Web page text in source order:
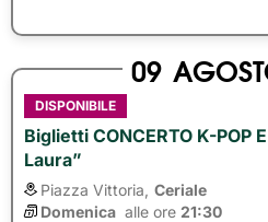
09
DISPONIBILE
Biglietti CONCERTO K-POP
Laura”
Piazza Vittoria, Ceriale
Domenica alle ore 21:30